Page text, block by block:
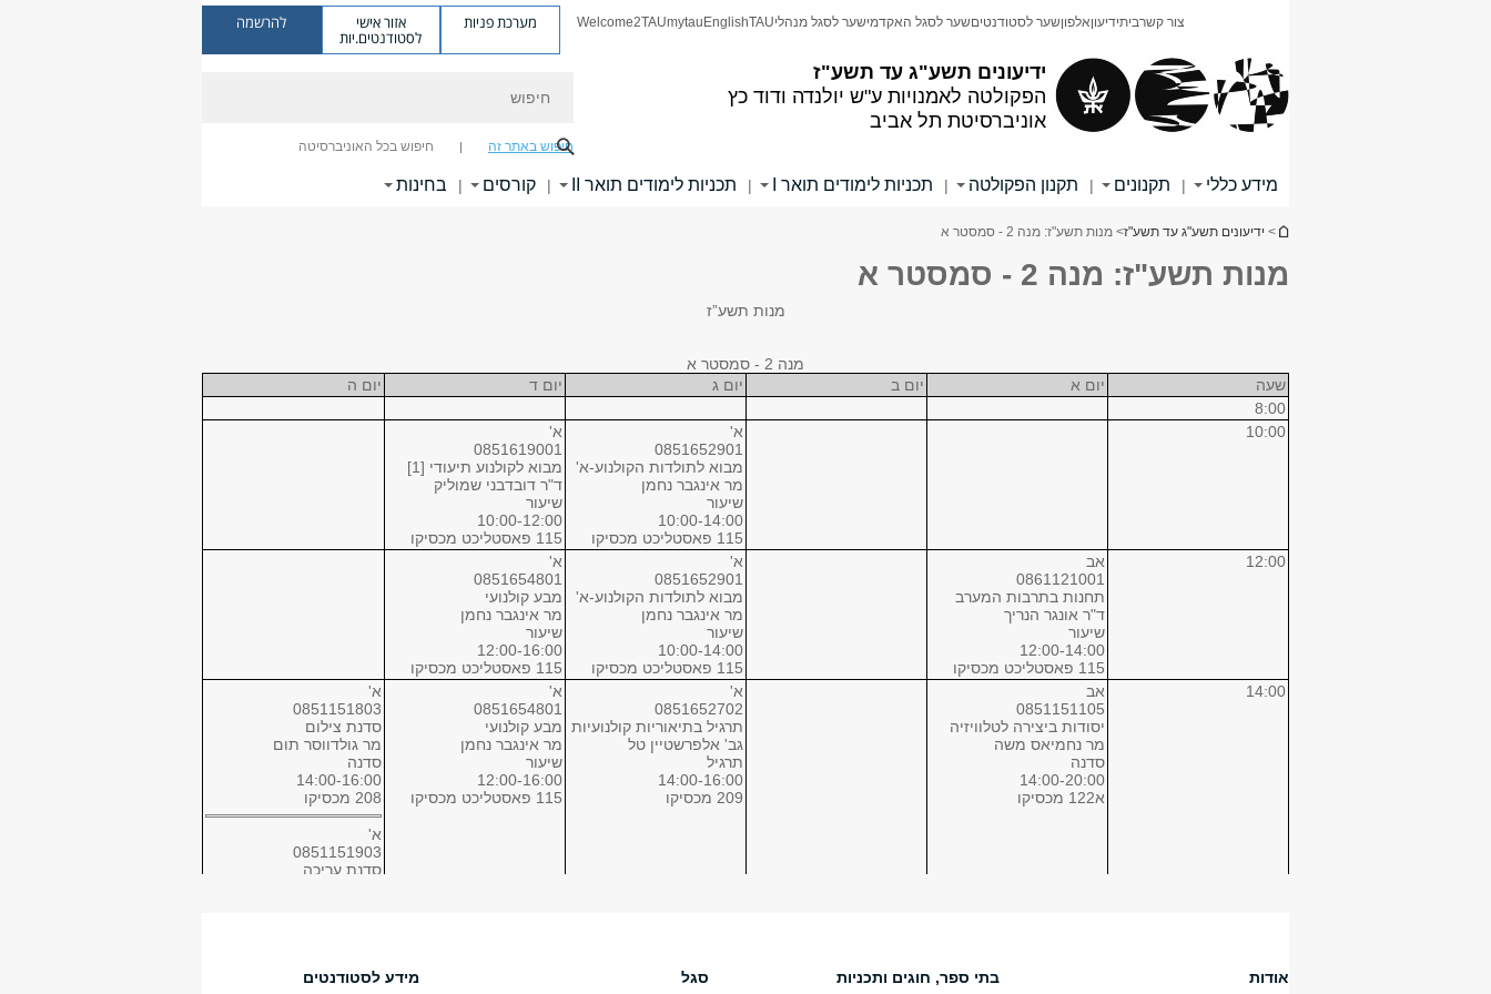
ידיעונים תשע"ג עד תשע"ז
הפקולטה לאמנויות ע"ש יולנדה ודוד כץ
אוניברסיטת תל אביב
צור קשרביתידיעוןאלפוןשער לסטודנטיםשער לסגל האקדמישער לסגל מנהליTAU
English
mytau
Welcome2TAU מערכת פניות אזור אישי
לסטודנטים.יות
להרשמה
חיפוש באתר זה חיפוש בכל האוניברסיטה
מידע כללי | תקנונים | תקנון הפקולטה | תכניות לימודים תואר I | תכניות לימודים תואר II | קורסים | בחינות
הינך נמצא כאן
> ידיעונים תשע"ג עד תשע"ז> מנות תשע"ז: מנה 2 - סמסטר א
מנות תשע"ז: מנה 2 - סמסטר א
מנות תשע”ז
מנה 2 - סמסטר א
שעה
יום א יום ב יום ג יום ד
יום ה
8:00
10:00
א'
0851652901
מבוא לתולדות הקולנוע-א'
מר אינגבר נחמן
שיעור
10:00-14:00
115 פאסטליכט מכסיקו
א'
0851619001
מבוא לקולנוע תיעודי [1]
ד"ר דובדבני שמוליק
שיעור
10:00-12:00
115 פאסטליכט מכסיקו
12:00
אב
0861121001
תחנות בתרבות המערב
ד"ר אונגר הנריך
שיעור
12:00-14:00
115 פאסטליכט מכסיקו
א'
0851652901
מבוא לתולדות הקולנוע-א'
מר אינגבר נחמן
שיעור
10:00-14:00
115 פאסטליכט מכסיקו
א'
0851654801
מבע קולנועי
מר אינגבר נחמן
שיעור
12:00-16:00
115 פאסטליכט מכסיקו
14:00
אב
0851151105
יסודות ביצירה לטלוויזיה
מר נחמיאס משה
סדנה
14:00-20:00
א122 מכסיקו
א'
0851652702
תרגיל בתיאוריות קולנועיות
גב' אלפרשטיין טל
תרגיל
14:00-16:00
209 מכסיקו
א'
0851654801
מבע קולנועי
מר אינגבר נחמן
שיעור
12:00-16:00
115 פאסטליכט מכסיקו
א'
0851151803
סדנת צילום
מר גולדווסר תום
סדנה
14:00-16:00
208 מכסיקו
א'
0851151903
סדנת עריכה
0851652401
0851621701
אודות
בתי ספר, חוגים ותכניות
סגל
מידע לסטודנטים